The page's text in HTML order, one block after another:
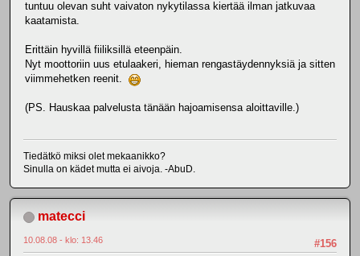
tuntuu olevan suht vaivaton nykytilassa kiertää ilman jatkuvaa
kaatamista.
Erittäin hyvillä fiiliksillä eteenpäin.
Nyt moottoriin uus etulaakeri, hieman rengastäydennyksiä ja sitten
viimmehetken reenit.
(PS. Hauskaa palvelusta tänään hajoamisensa aloittaville.)
Tiedätkö miksi olet mekaanikko?
Sinulla on kädet mutta ei aivoja. -AbuD.
matecci
#156
10.08.08 - klo: 13.46